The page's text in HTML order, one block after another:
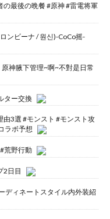
最後の晩餐 #原神 #雷電将軍
ンビーナ / 원신)-CoCo摇-
神腋下管理~啊~不對是日常
ター交換
由3選 #モンスト #モンスト攻
ラボ予想
荒野行動
2日目
ディネートスタイル内外装紹